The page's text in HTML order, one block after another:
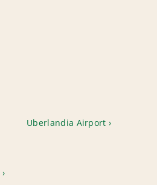
Uberlandia Airport